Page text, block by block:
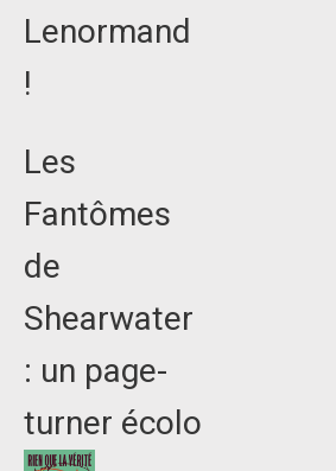
Lenormand
!
Les
Fantômes
de
Shearwater
: un page-
turner écolo